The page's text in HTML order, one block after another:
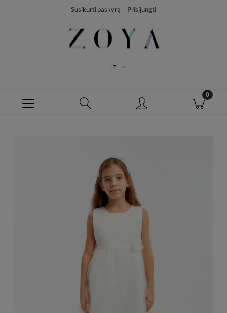
Susikurti paskyrą Prisijungti
LT